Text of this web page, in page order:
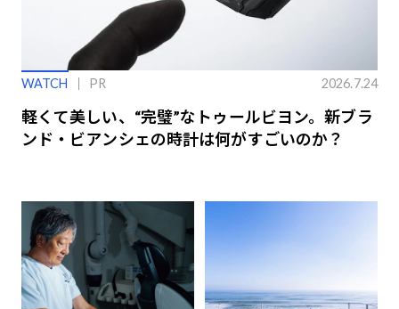
WATCH PR 2026.7.24
軽くて美しい、“完璧”なトゥールビヨン。新ブラ
ンド・ビアンシェの時計は何がすごいのか？